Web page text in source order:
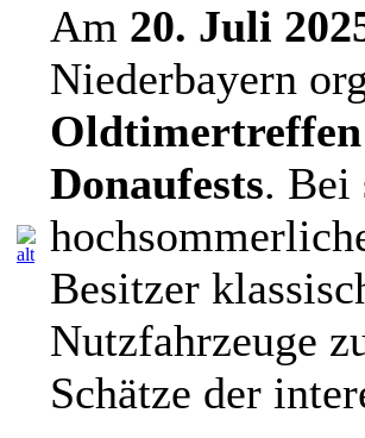
Am 20. Juli
Niederbayern
Oldtimertreffen
Donaufests. Bei
Besitzer
Nutzfahrzeuge
Schätze der